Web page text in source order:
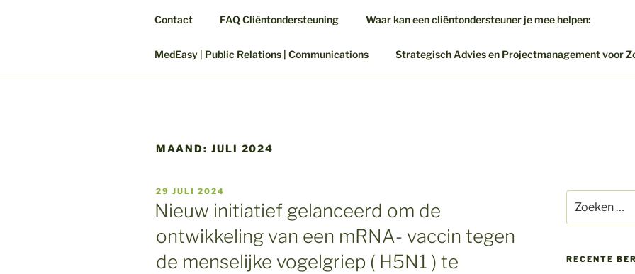
Contact FAQ Cliëntondersteuning Waar kan een cliëntondersteuner je mee helpen:
MedEasy | Public Relations | Communications Strategisch Advies en Projectmanagement voor
MAAND: JULI 2024
GEPLAATST
OP
29 JULI 2024
Nieuw initiatief gelanceerd om de
ontwikkeling van een mRNA- vaccin tegen
de menselijke vogelgriep ( H5N1 ) te
naar:
RECENTE